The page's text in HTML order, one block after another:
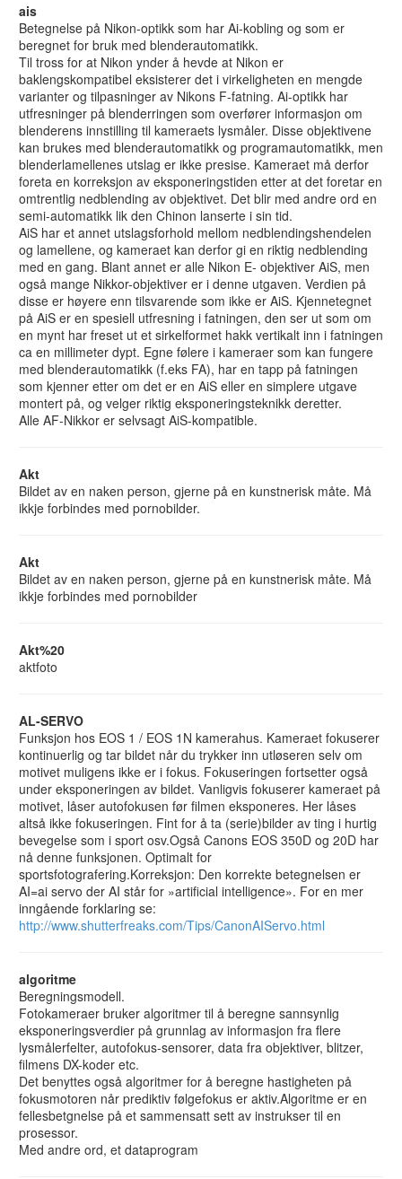
ais
Betegnelse på Nikon-optikk som har Ai-kobling og som er
beregnet for bruk med blenderautomatikk.
Til tross for at Nikon ynder å hevde at Nikon er
baklengskompatibel eksisterer det i virkeligheten en mengde
varianter og tilpasninger av Nikons F-fatning. Ai-optikk har
utfresninger på blenderringen som overfører informasjon om
blenderens innstilling til kameraets lysmåler. Disse objektivene
kan brukes med blenderautomatikk og programautomatikk, men
blenderlamellenes utslag er ikke presise. Kameraet må derfor
foreta en korreksjon av eksponeringstiden etter at det foretar en
omtrentlig nedblending av objektivet. Det blir med andre ord en
semi-automatikk lik den Chinon lanserte i sin tid.
AiS har et annet utslagsforhold mellom nedblendingshendelen
og lamellene, og kameraet kan derfor gi en riktig nedblending
med en gang. Blant annet er alle Nikon E- objektiver AiS, men
også mange Nikkor-objektiver er i denne utgaven. Verdien på
disse er høyere enn tilsvarende som ikke er AiS. Kjennetegnet
på AiS er en spesiell utfresning i fatningen, den ser ut som om
en mynt har freset ut et sirkelformet hakk vertikalt inn i fatningen
ca en millimeter dypt. Egne følere i kameraer som kan fungere
med blenderautomatikk (f.eks FA), har en tapp på fatningen
som kjenner etter om det er en AiS eller en simplere utgave
montert på, og velger riktig eksponeringsteknikk deretter.
Alle AF-Nikkor er selvsagt AiS-kompatible.
Akt
Bildet av en naken person, gjerne på en kunstnerisk måte. Må
ikkje forbindes med pornobilder.
Akt
Bildet av en naken person, gjerne på en kunstnerisk måte. Må
ikkje forbindes med pornobilder
Akt%20
aktfoto
AL-SERVO
Funksjon hos EOS 1 / EOS 1N kamerahus. Kameraet fokuserer
kontinuerlig og tar bildet når du trykker inn utløseren selv om
motivet muligens ikke er i fokus. Fokuseringen fortsetter også
under eksponeringen av bildet. Vanligvis fokuserer kameraet på
motivet, låser autofokusen før filmen eksponeres. Her låses
altså ikke fokuseringen. Fint for å ta (serie)bilder av ting i hurtig
bevegelse som i sport osv.Også Canons EOS 350D og 20D har
nå denne funksjonen. Optimalt for
sportsfotografering.Korreksjon: Den korrekte betegnelsen er
AI=ai servo der AI står for »artificial intelligence». For en mer
inngående forklaring se:
http://www.shutterfreaks.com/Tips/CanonAIServo.html
algoritme
Beregningsmodell.
Fotokameraer bruker algoritmer til å beregne sannsynlig
eksponeringsverdier på grunnlag av informasjon fra flere
lysmålerfelter, autofokus-sensorer, data fra objektiver, blitzer,
filmens DX-koder etc.
Det benyttes også algoritmer for å beregne hastigheten på
fokusmotoren når prediktiv følgefokus er aktiv.Algoritme er en
fellesbetgnelse på et sammensatt sett av instrukser til en
prosessor.
Med andre ord, et dataprogram